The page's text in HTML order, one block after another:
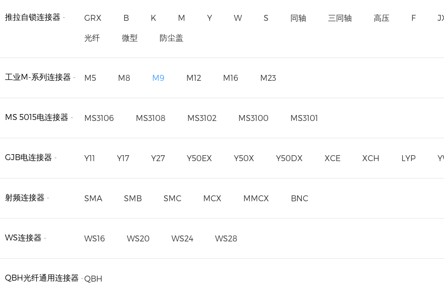
推拉自锁连接器 - GRX B K M Y W S 同轴 三同轴 高压 F
光纤 微型 防尘盖
工业M-系列连接器 - M5 M8 M9 M12 M16 M23
MS 5015电连接器 - MS3106 MS3108 MS3102 MS3100 MS3101
GJB电连接器 - Y11 Y17 Y27 Y50EX Y50X Y50DX XCE XCH LYP
射频连接器 - SMA SMB SMC MCX MMCX BNC
WS连接器 - WS16 WS20 WS24 WS28
QBH光纤通用连接器 -QBH